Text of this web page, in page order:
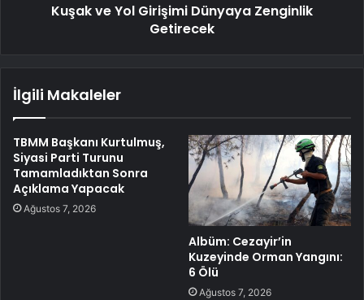
Kuşak ve Yol Girişimi Dünyaya Zenginlik
Getirecek
İlgili Makaleler
TBMM Başkanı Kurtulmuş,
Siyasi Parti Turunu
Tamamladıktan Sonra
Açıklama Yapacak
Ağustos 7, 2026
Albüm: Cezayir’in
Kuzeyinde Orman Yangını:
6 Ölü
Ağustos 7, 2026